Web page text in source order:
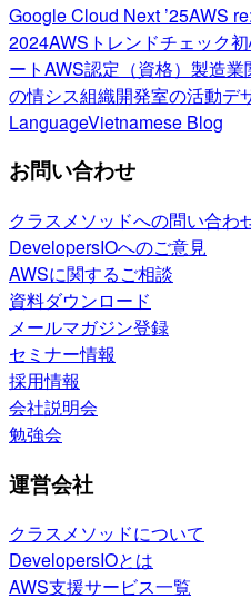
Google Cloud Next ’25AWS
2024AWSトレンドチェック
ートAWS認定（資格） 製造業
の情シス組織開発室の活動デ
LanguageVietnamese Blog
お問い合わせ
クラスメソッドへの問い合わ
DevelopersIOへのご意見
AWSに関するご相談
資料ダウンロード
メールマガジン登録
セミナー情報
採用情報
会社説明会
勉強会
運営会社
クラスメソッドについて
DevelopersIOとは
AWS支援サービス一覧